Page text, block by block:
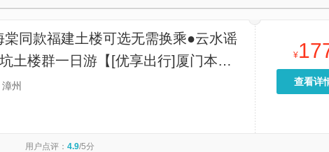
棠同款福建土楼可选无需换乘●云水谣
土楼群一日游【[优享出行]厦门本地
，土楼专线地接，天天发班，自主发
州
¥
查看详
用户点评： 4.9/5分